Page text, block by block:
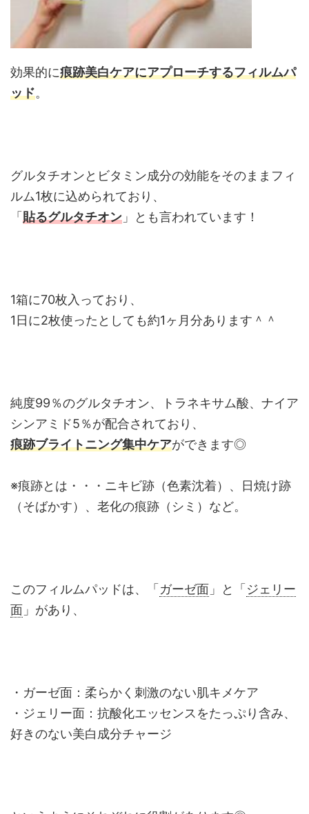
効果的に痕跡美白ケアにアプローチするフィルムパ
ッド。
グルタチオンとビタミン成分の効能をそのままフィ
ルム1枚に込められており、
「 貼るグルタチオン 」とも言われています！
1箱に70枚入っており、
1日に2枚使ったとしても約1ヶ月分あります＾＾
純度99％のグルタチオン、トラネキサム酸、ナイア
シンアミド5％が配合されており、
痕跡ブライトニング集中ケアができます◎
※痕跡とは・・・ニキビ跡（色素沈着）、日焼け跡
（そばかす）、老化の痕跡（シミ）など。
このフィルムパッドは、「 ガーゼ面 」と「 ジェリー
面 」があり、
・ガーゼ面：柔らかく刺激のない肌キメケア
・ジェリー面：抗酸化エッセンスをたっぷり含み、
好きのない美白成分チャージ